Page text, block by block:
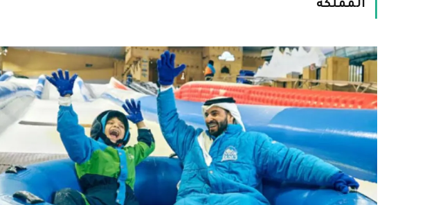
المملكة